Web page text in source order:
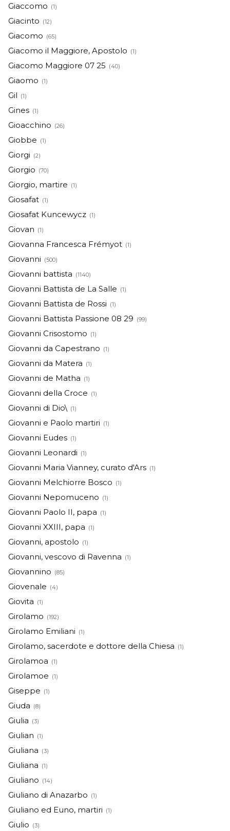
Giaccomo (1)
Giacinto (12)
Giacomo (65)
Giacomo il Maggiore, Apostolo (1)
Giacomo Maggiore 07 25 (40)
Giaomo (1)
Gil (1)
Gines (1)
Gioacchino (26)
Giobbe (1)
Giorgi (2)
Giorgio (70)
Giorgio, martire (1)
Giosafat (1)
Giosafat Kuncewycz (1)
Giovan (1)
Giovanna Francesca Frémyot (1)
Giovanni (500)
Giovanni battista (1140)
Giovanni Battista de La Salle (1)
Giovanni Battista de Rossi (1)
Giovanni Battista Passione 08 29 (99)
Giovanni Crisostomo (1)
Giovanni da Capestrano (1)
Giovanni da Matera (1)
Giovanni de Matha (1)
Giovanni della Croce (1)
Giovanni di Dio\ (1)
Giovanni e Paolo martiri (1)
Giovanni Eudes (1)
Giovanni Leonardi (1)
Giovanni Maria Vianney, curato d'Ars (1)
Giovanni Melchiorre Bosco (1)
Giovanni Nepomuceno (1)
Giovanni Paolo II, papa (1)
Giovanni XXIII, papa (1)
Giovanni, apostolo (1)
Giovanni, vescovo di Ravenna (1)
Giovannino (85)
Giovenale (4)
Giovita (1)
Girolamo (192)
Girolamo Emiliani (1)
Girolamo, sacerdote e dottore della Chiesa (1)
Girolamoa (1)
Girolamoe (1)
Giseppe (1)
Giuda (8)
Giulia (3)
Giulian (1)
Giuliana (3)
Giuliana (1)
Giuliano (14)
Giuliano di Anazarbo (1)
Giuliano ed Euno, martiri (1)
Giulio (3)